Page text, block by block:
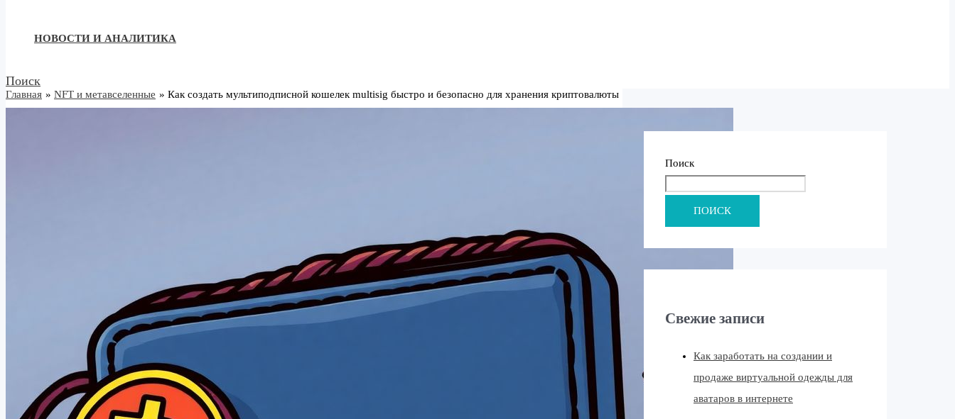
НОВОСТИ И АНАЛИТИКА
Поиск
Главная NFT и метавселенные Как создать мультиподписной кошелек multisig быстро и безопасно для хранения криптовалюты
Поиск
ПОИСК
Свежие записи
Как заработать на создании и
продаже виртуальной одежды для
аватаров в интернете